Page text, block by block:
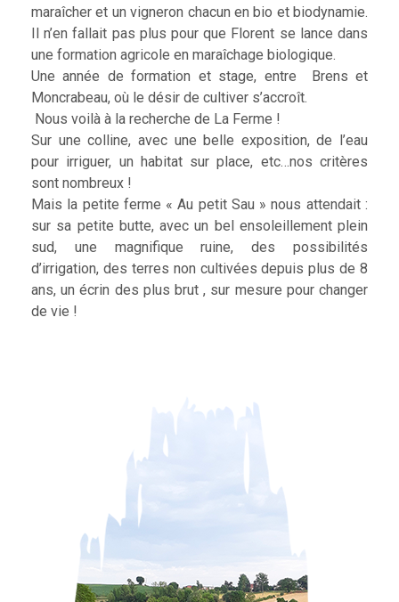
maraîcher et un vigneron chacun en bio et biodynamie.
Il n’en fallait pas plus pour que Florent se lance dans
une formation agricole en maraîchage biologique.
Une année de formation et stage, entre Brens et
Moncrabeau, où le désir de cultiver s’accroît.
Nous voilà à la recherche de La Ferme !
Sur une colline, avec une belle exposition, de l’eau
pour irriguer, un habitat sur place, etc…nos critères
sont nombreux !
Mais la petite ferme « Au petit Sau » nous attendait :
sur sa petite butte, avec un bel ensoleillement plein
sud, une magnifique ruine, des possibilités
d’irrigation, des terres non cultivées depuis plus de 8
ans, un écrin des plus brut , sur mesure pour changer
de vie !